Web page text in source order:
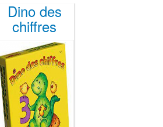
Dino des
chiffres